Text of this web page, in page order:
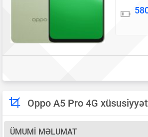
Batareya
Oppo A5 Pro 4G
ÜMUMI MƏLUMAT